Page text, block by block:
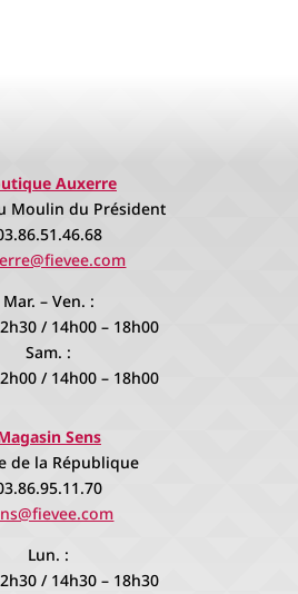
Auxerre
Moulin du Président
Mar. – Ven. :
/ 14h00 – 18h00
Sam. :
/ 14h00 – 18h00
Sens
de la République
Lun. :
/ 14h30 – 18h30